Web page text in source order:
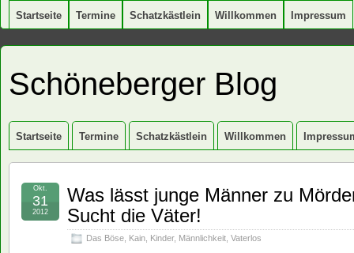
Startseite Termine Schatzkästlein Willkommen Impressum
Schöneberger Blog
Startseite Termine Schatzkästlein Willkommen
Was lässt junge Männer zu
Sucht die Väter!
Das Böse Kain Kinder, Männlichkeit Vaterlos
Okt.
31
2012